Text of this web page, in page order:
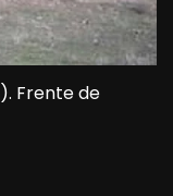
Frente de